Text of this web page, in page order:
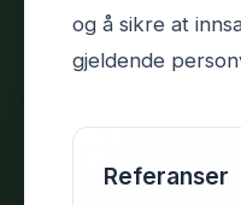
og å sikre at
gjeldende
Referanser